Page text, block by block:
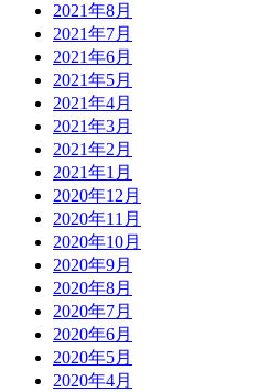
2021年8月
2021年7月
2021年6月
2021年5月
2021年4月
2021年3月
2021年2月
2021年1月
2020年12月
2020年11月
2020年10月
2020年9月
2020年8月
2020年7月
2020年6月
2020年5月
2020年4月